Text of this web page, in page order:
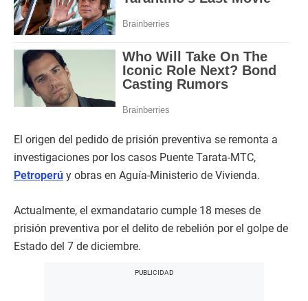
El origen del pedido de prisión preventiva se remonta a
investigaciones por los casos Puente Tarata-MTC,
Petroperú y obras en Aguía-Ministerio de Vivienda.
Actualmente, el exmandatario cumple 18 meses de
prisión preventiva por el delito de rebelión por el golpe de
Estado del 7 de diciembre.